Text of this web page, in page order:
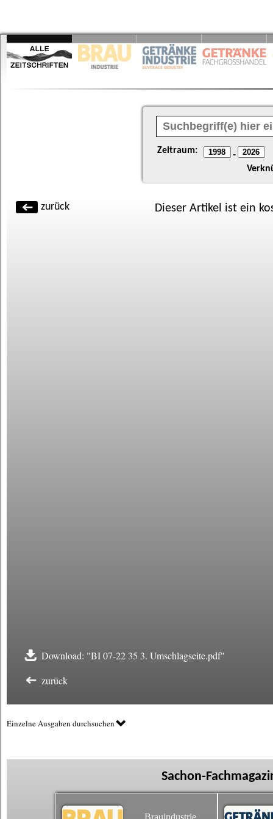
Zeitraum: -
zurück Dieser Artikel ist ein
Download: "BI 07-22 35 3. Umschlagseite.pdf"
zurück
Einzelne Ausgaben durchsuchen
Sachon-
Brauindustrie